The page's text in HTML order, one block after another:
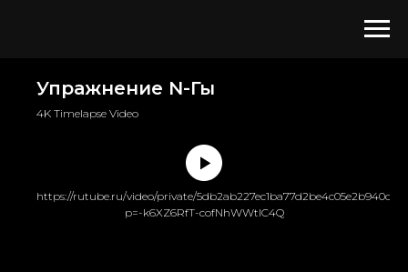
https://rutube.ru/video/private/5db2ab227ec1ba77d2be4c05e2b940de/?
p=-k6XZ6RfT-cofNhWWtlC4Q
Упражнение N-Гы
4K Timelapse Video